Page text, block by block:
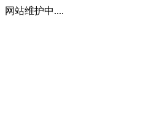
网站维护中....